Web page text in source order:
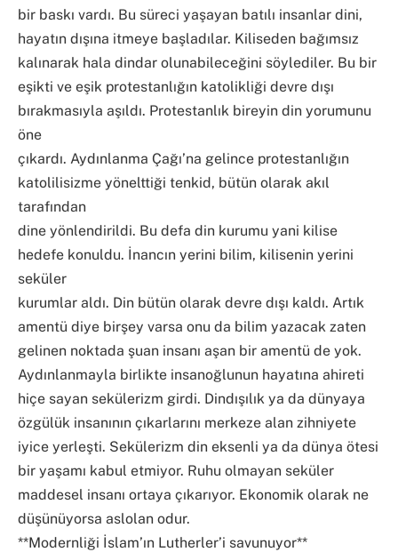
bir baskı vardı. Bu süreci yaşayan batılı insanlar dini,
hayatın dışına itmeye başladılar. Kiliseden bağımsız
kalınarak hala dindar olunabileceğini söylediler. Bu bir
eşikti ve eşik protestanlığın katolikliği devre dışı
bırakmasıyla aşıldı. Protestanlık bireyin din yorumunu
öne
çıkardı. Aydınlanma Çağı’na gelince protestanlığın
katolilisizme yönelttiği tenkid, bütün olarak akıl
tarafından
dine yönlendirildi. Bu defa din kurumu yani kilise
hedefe konuldu. İnancın yerini bilim, kilisenin yerini
seküler
kurumlar aldı. Din bütün olarak devre dışı kaldı. Artık
amentü diye birşey varsa onu da bilim yazacak zaten
gelinen noktada şuan insanı aşan bir amentü de yok.
Aydınlanmayla birlikte insanoğlunun hayatına ahireti
hiçe sayan sekülerizm girdi. Dindışılık ya da dünyaya
özgülük insanının çıkarlarını merkeze alan zihniyete
iyice yerleşti. Sekülerizm din eksenli ya da dünya ötesi
bir yaşamı kabul etmiyor. Ruhu olmayan seküler
maddesel insanı ortaya çıkarıyor. Ekonomik olarak ne
düşünüyorsa aslolan odur.
**Modernliği İslam’ın Lutherler’i savunuyor**